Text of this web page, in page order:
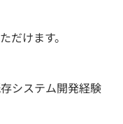
だけます。
システム開発経験